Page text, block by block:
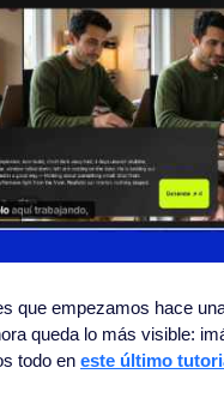
que empezamos hace
queda lo más visible:
todo en este último